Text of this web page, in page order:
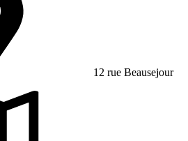
12 rue Beausejour